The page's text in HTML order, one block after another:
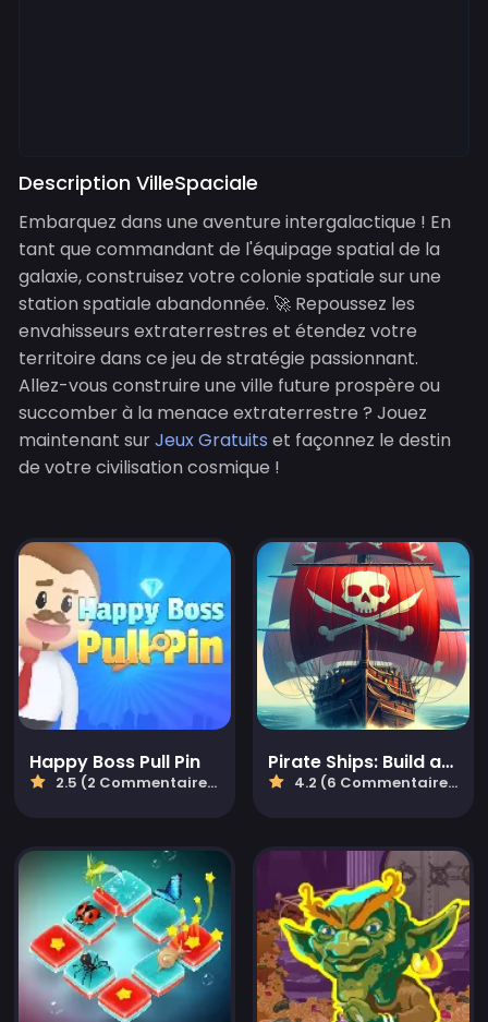
Description VilleSpaciale
Embarquez dans une aventure intergalactique ! En
tant que commandant de l'équipage spatial de la
galaxie, construisez votre colonie spatiale sur une
station spatiale abandonnée. 🚀 Repoussez les
envahisseurs extraterrestres et étendez votre
territoire dans ce jeu de stratégie passionnant.
Allez-vous construire une ville future prospère ou
succomber à la menace extraterrestre ? Jouez
maintenant surJeux Gratuits et façonnez le destin
de votre civilisation cosmique !
Happy Boss Pull Pin
2.5 (2 Commentaires)
Pirate Ships: Build and Fight
4.2 (6 Commentaires)